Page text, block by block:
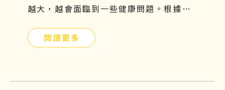
越大，越會面臨到一些健康問題。根據美
見的疾病，每年的發病率以超過35％速度
節及膝關節，導致關節的磨損及損傷程度
閱讀更多